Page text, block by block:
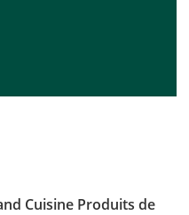
Cuisine Produits de